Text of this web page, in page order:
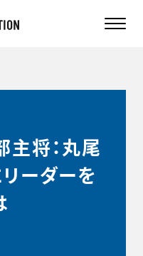
主将：丸尾
ーダーを